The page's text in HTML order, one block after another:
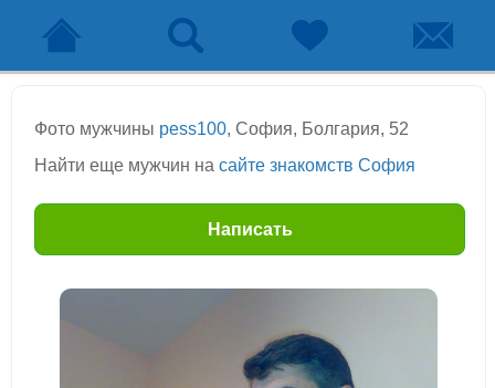
Фото мужчины pess100, София, Болгария, 52
Найти еще мужчин на сайте знакомств София
Написать